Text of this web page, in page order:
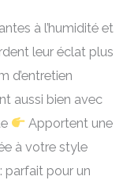
à l’humidité et
leur éclat plus
d’entretien
aussi bien avec
Apportent une
à votre style
: parfait pour un